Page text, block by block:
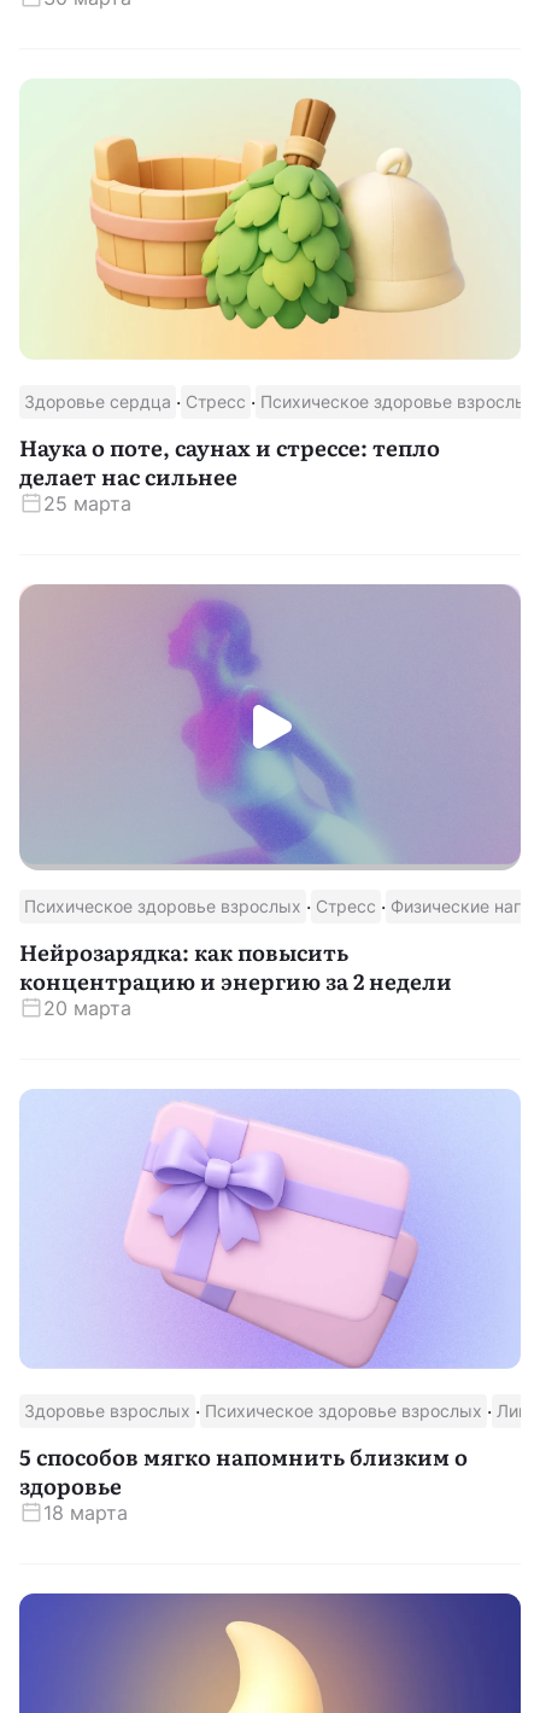
Здоровье сердца · Стресс · Психическое здоровье взрослых
Наука о поте, саунах и стрессе: тепло
делает нас сильнее
25 марта
Психическое здоровье взрослых · Стресс · Физические
Нейрозарядка: как повысить
концентрацию и энергию за 2 недели
20 марта
Здоровье взрослых · Психическое здоровье взрослых ·
5 способов мягко напомнить близким о
здоровье
18 марта